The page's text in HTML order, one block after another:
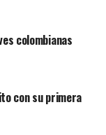
colombianas
con su primera